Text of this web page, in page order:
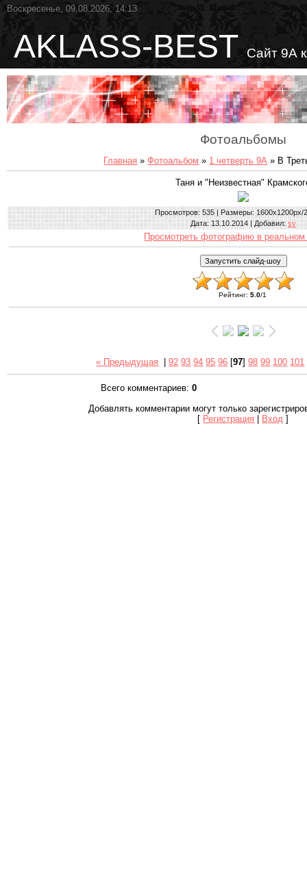
Воскресенье, 09.08.2026, 14:13
AKLASS-BEST Сайт 9А
Фотоальбомы
Главная »Фотоальбом » 1 четверть 9А » В
Таня и "Неизвестная"
Просмотров: 535 | Размеры: 1600x1200px/
Дата: 13.10.2014 | Добавил: sv
Просмотреть фотографию в реальном
Рейтинг:5.0/1
« Предыдущая |92 93 94 95 96 [97]98 99 100 101
Всего комментариев: 0
Добавлять комментарии могут только
[ Регистрация | Вход ]